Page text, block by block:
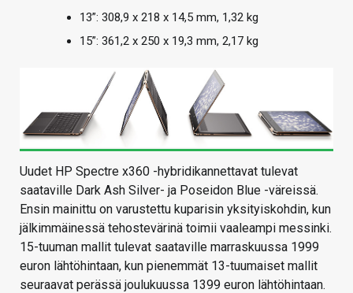
13”: 308,9 x 218 x 14,5 mm, 1,32 kg
15”: 361,2 x 250 x 19,3 mm, 2,17 kg
Uudet HP Spectre x360 -hybridikannettavat tulevat
saataville Dark Ash Silver- ja Poseidon Blue -väreissä.
Ensin mainittu on varustettu kuparisin yksityiskohdin, kun
jälkimmäinessä tehostevärinä toimii vaaleampi messinki.
15-tuuman mallit tulevat saataville marraskuussa 1999
euron lähtöhintaan, kun pienemmät 13-tuumaiset mallit
seuraavat perässä joulukuussa 1399 euron lähtöhintaan.